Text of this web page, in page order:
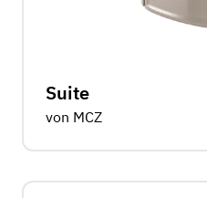
Suite
von MCZ